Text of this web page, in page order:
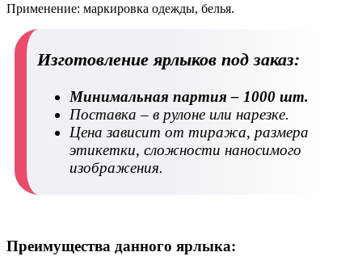
Применение: маркировка одежды, белья.
Изготовление ярлыков под заказ:
Минимальная партия – 1000 шт.
Поставка – в рулоне или нарезке.
Цена зависит от тиража, размера
этикетки, сложности наносимого
изображения.
Преимущества данного ярлыка: